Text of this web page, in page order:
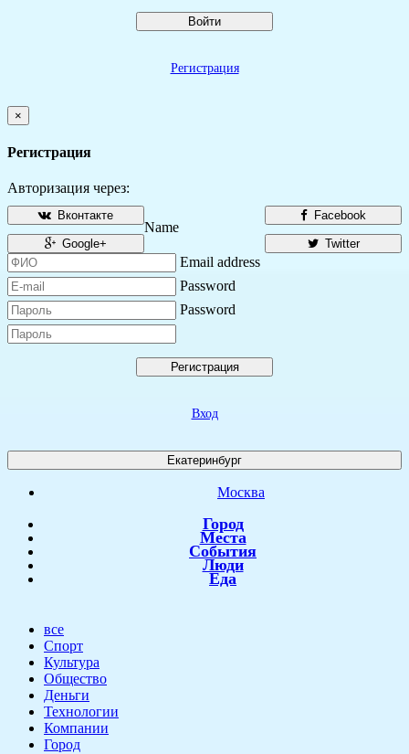
Войти
Регистрация
×
Регистрация
Авторизация через:
Facebook
Вконтакте
Twitter
Google+
Name
Email address
Password
Password
Регистрация
Вход
Екатеринбург
Москва
Город
Места
События
Люди
Еда
все
Спорт
Культура
Общество
Деньги
Технологии
Компании
Город